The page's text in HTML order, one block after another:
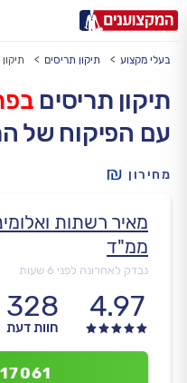
עירעיר: תל אביב, חיפה…
בעלי מקצוע תיקון תריסים
תיקון תריסים
עם הפיקוח של
מחירון
מאיר רשתות
ממ"ד
נבדק לאחרונה לפני 6 שעות
4.97
328
חוות דעת